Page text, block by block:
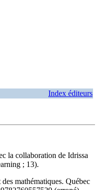
Index éditeurs
la collaboration de Idrissa
; 13).
mathématiques. Québec